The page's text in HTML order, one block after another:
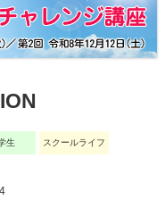
生 スクールライフ